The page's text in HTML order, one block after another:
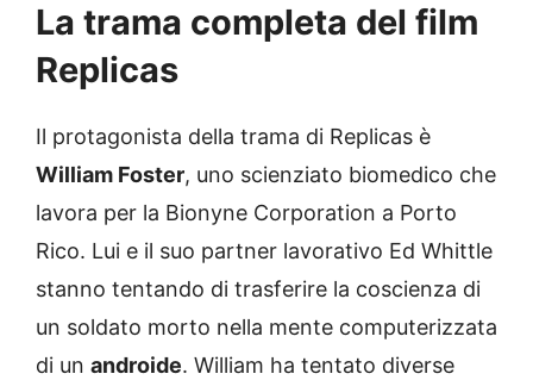
La trama completa del film
Replicas
Il protagonista della trama di Replicas è
William Foster, uno scienziato biomedico che
lavora per la Bionyne Corporation a Porto
Rico. Lui e il suo partner lavorativo Ed Whittle
stanno tentando di trasferire la coscienza di
un soldato morto nella mente computerizzata
di un androide. William ha tentato diverse